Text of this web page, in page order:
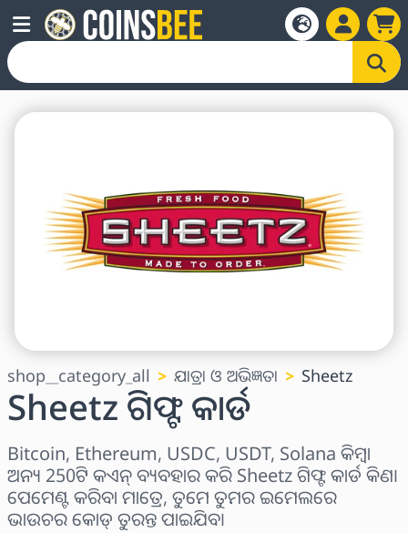
shop__category_all ଯାତ୍ରା ଓ ଅଭିଜ୍ଞତା Sheetz
Sheetz ଗିଫ୍ଟ କାର୍ଡ
Bitcoin, Ethereum, USDC, USDT, Solana କିମ୍ବା
ଅନ୍ୟ 250ଟି କଏନ୍ ବ୍ୟବହାର କରି Sheetz ଗିଫ୍ଟ କାର୍ଡ କିଣ।
ପେମେଣ୍ଟ କରିବା ମାତ୍ରେ, ତୁମେ ତୁମର ଇମେଲରେ
ଭାଉଚର କୋଡ୍ ତୁରନ୍ତ ପାଇଯିବ।